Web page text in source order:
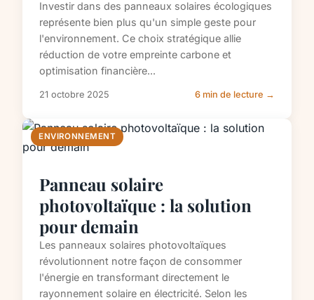
Investir dans des panneaux solaires écologiques
représente bien plus qu'un simple geste pour
l'environnement. Ce choix stratégique allie
réduction de votre empreinte carbone et
optimisation financière...
21 octobre 2025 6 min de lecture →
ENVIRONNEMENT
Panneau solaire
photovoltaïque : la solution
pour demain
Les panneaux solaires photovoltaïques
révolutionnent notre façon de consommer
l'énergie en transformant directement le
rayonnement solaire en électricité. Selon les